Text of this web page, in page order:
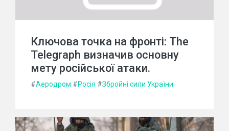
Ключова точка на фронті: The
Telegraph визначив основну
мету російської атаки.
#Аеродром #Росія #Збройні сили України